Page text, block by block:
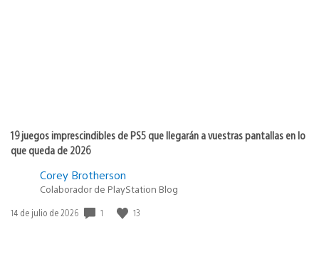
19 juegos imprescindibles de PS5 que llegarán a vuestras pantallas en lo
que queda de 2026
Corey Brotherson
Colaborador de PlayStation Blog
Fecha
14 de julio de 2026 1 13